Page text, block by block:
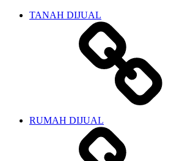
TANAH DIJUAL
RUMAH DIJUAL